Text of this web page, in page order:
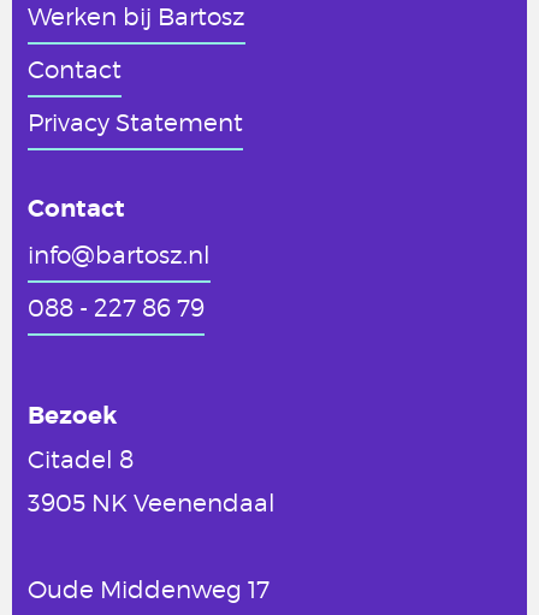
Werken bij Bartosz
Contact
Privacy Statement
Contact
info@bartosz.nl
088 - 227 86 79
Bezoek
Citadel 8
3905 NK Veenendaal
Oude Middenweg 17